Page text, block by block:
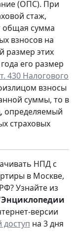
(ОПС). При
стаж,
общая сумма
взносов на
размер этих
его размер
430 Налогового
взносы
суммы, то в
определяемый
страховых
НПД с
в Москве,
Узнайте из
версии
на 3 дня